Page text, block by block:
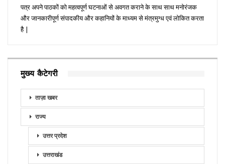
पत्र अपने पाठकों को महत्वपूर्ण घटनाओं से अवगत कराने के साथ साथ मनोरंजक
और जानकारीपूर्ण संपादकीय और कहानियों के माध्यम से मंत्रमुग्ध एवं लोकित करता
है |
मुख्य कैटेगरी
ताज़ा खबर
राज्य
उत्तर प्रदेश
उत्तराखंड